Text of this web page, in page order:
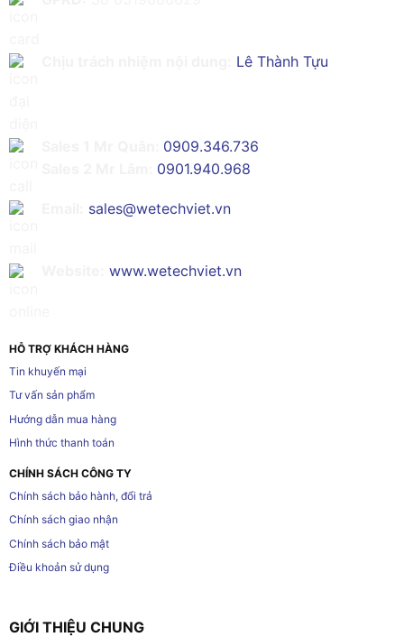
Lê Thành Tựu
0909.346.736
0901.940.968
sales@wetechviet.vn
www.wetechviet.vn
HỖ TRỢ KHÁCH HÀNG
Tin khuyến mại
Tư vấn sản phẩm
Hướng dẫn mua hàng
Hình thức thanh toán
CHÍNH SÁCH CÔNG TY
Chính sách bảo hành, đổi trả
Chính sách giao nhận
Chính sách bảo mật
Điều khoản sử dụng
GIỚI THIỆU CHUNG